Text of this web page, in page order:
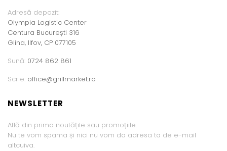
Adresă depozit:
Olympia Logistic Center
Centura București 316
Glina, Ilfov, CP 077105
Sună: 0724 862 861
Scrie: office@grillmarket.ro
NEWSLETTER
Află din prima noutățile sau promoțiile.
Nu te vom spama și nici nu vom da adresa ta de e-mail
altcuiva.